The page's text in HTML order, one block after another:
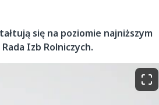
się na poziomie najniższym
Izb Rolniczych.